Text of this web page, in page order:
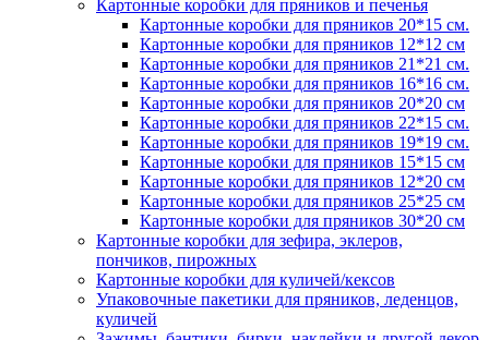
Картонные коробки для пряников и печенья
Картонные коробки для пряников 20*15 см.
Картонные коробки для пряников 12*12 см
Картонные коробки для пряников 21*21 см.
Картонные коробки для пряников 16*16 см.
Картонные коробки для пряников 20*20 см
Картонные коробки для пряников 22*15 см.
Картонные коробки для пряников 19*19 см.
Картонные коробки для пряников 15*15 см
Картонные коробки для пряников 12*20 см
Картонные коробки для пряников 25*25 см
Картонные коробки для пряников 30*20 см
Картонные коробки для зефира, эклеров,
пончиков, пирожных
Картонные коробки для куличей/кексов
Упаковочные пакетики для пряников, леденцов,
куличей